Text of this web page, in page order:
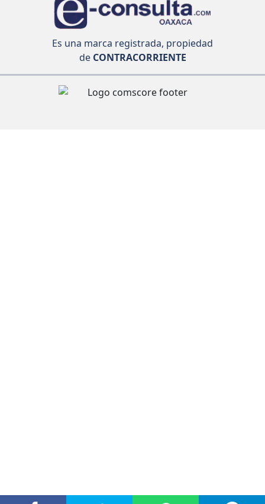
Es una marca registrada, propiedad
deCONTRACORRIENTE